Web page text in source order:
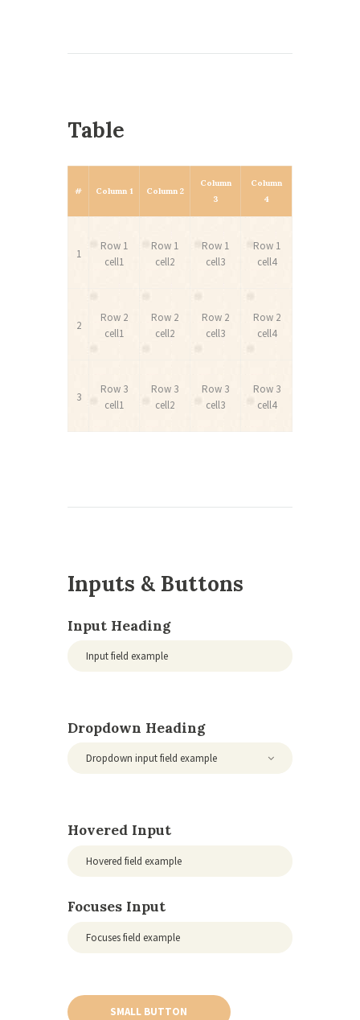
Table
# Column 1 Column 2
Column
3
Column
4
1
Row 1
cell1
Row 1
cell2
Row 1
cell3
Row 1
cell4
2
Row 2
cell1
Row 2
cell2
Row 2
cell3
Row 2
cell4
3
Row 3
cell1
Row 3
cell2
Row 3
cell3
Row 3
cell4
Inputs & Buttons
Input Heading
Dropdown Heading
Hovered Input
Focuses Input
SMALL BUTTON